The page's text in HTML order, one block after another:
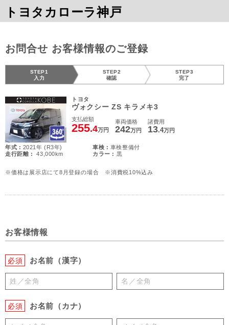
トヨタカローラ神戸
お問合せ お客様情報のご登録
STEP1
入力
STEP2
確認
STEP3
完了
トヨタ
ヴォクシー ZS キラメキ3
支払総額
255.4万円
車両価格
242万円
諸費用
13.4万円
年式 : 2021年 (R3年) 車検 : 車検整備付
走行距離 :
43,000km カラー : 黒
※価格は展示店にて8月登録の場合 ※消費税10%込み
お客様情報
必須 お名前（漢字）
必須 お名前（カナ）